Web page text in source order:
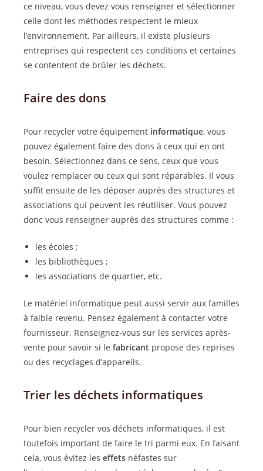
ce niveau, vous devez vous renseigner et sélectionner
celle dont les méthodes respectent le mieux
l’environnement. Par ailleurs, il existe plusieurs
entreprises qui respectent ces conditions et certaines
se contentent de brûler les déchets.
Faire des dons
Pour recycler votre équipement informatique, vous
pouvez également faire des dons à ceux qui en ont
besoin. Sélectionnez dans ce sens, ceux que vous
voulez remplacer ou ceux qui sont réparables. Il vous
suffit ensuite de les déposer auprès des structures et
associations qui peuvent les réutiliser. Vous pouvez
donc vous renseigner auprès des structures comme :
les écoles ;
les bibliothèques ;
les associations de quartier, etc.
Le matériel informatique peut aussi servir aux familles
à faible revenu. Pensez également à contacter votre
fournisseur. Renseignez-vous sur les services après-
vente pour savoir si le fabricant propose des reprises
ou des recyclages d’appareils.
Trier les déchets informatiques
Pour bien recycler vos déchets informatiques, il est
toutefois important de faire le tri parmi eux. En faisant
cela, vous évitez les effets néfastes sur